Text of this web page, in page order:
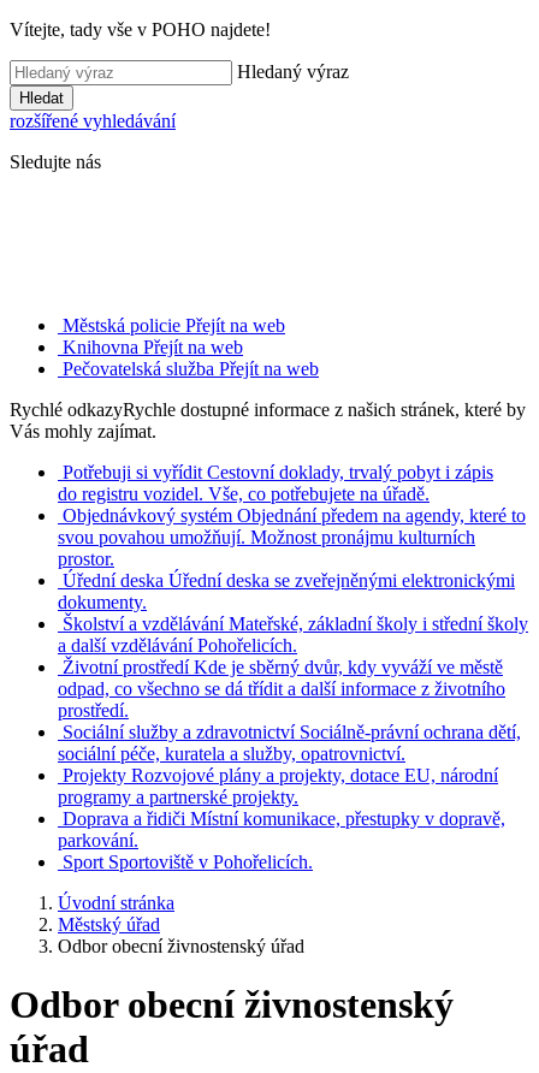
Vítejte, tady vše v POHO najdete!
Hledaný výraz
Hledat
rozšířené vyhledávání
Sledujte nás
Městská policie Přejít na web
Knihovna Přejít na web
Pečovatelská služba Přejít na web
Rychlé odkazyRychle dostupné informace z našich stránek, které by
Vás mohly zajímat.
Potřebuji si vyřídit Cestovní doklady, trvalý pobyt i zápis
do registru vozidel. Vše, co potřebujete na úřadě.
Objednávkový systém Objednání předem na agendy, které to
svou povahou umožňují. Možnost pronájmu kulturních
prostor.
Úřední deska Úřední deska se zveřejněnými elektronickými
dokumenty.
Školství a vzdělávání Mateřské, základní školy i střední školy
a další vzdělávání Pohořelicích.
Životní prostředí Kde je sběrný dvůr, kdy vyváží ve městě
odpad, co všechno se dá třídit a další informace z životního
prostředí.
Sociální služby a zdravotnictví Sociálně-právní ochrana dětí,
sociální péče, kuratela a služby, opatrovnictví.
Projekty Rozvojové plány a projekty, dotace EU, národní
programy a partnerské projekty.
Doprava a řidiči Místní komunikace, přestupky v dopravě,
parkování.
Sport Sportoviště v Pohořelicích.
Úvodní stránka
Městský úřad
Odbor obecní živnostenský úřad
Odbor obecní živnostenský
úřad